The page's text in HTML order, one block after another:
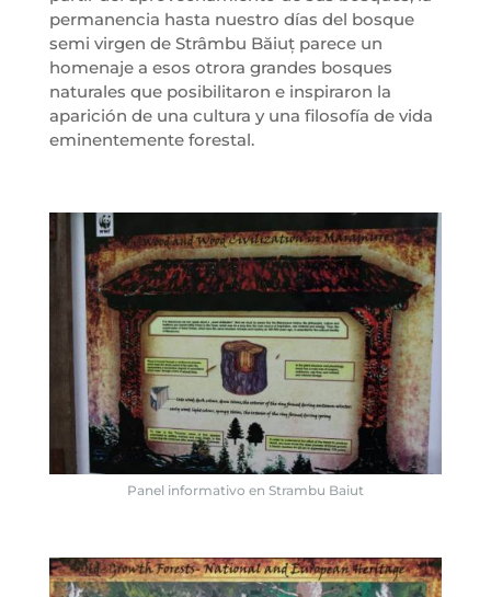
permanencia hasta nuestro días del bosque
semi virgen de Strâmbu Băiuț parece un
homenaje a esos otrora grandes bosques
naturales que posibilitaron e inspiraron la
aparición de una cultura y una filosofía de vida
eminentemente forestal.
Panel informativo en Strambu Baiut